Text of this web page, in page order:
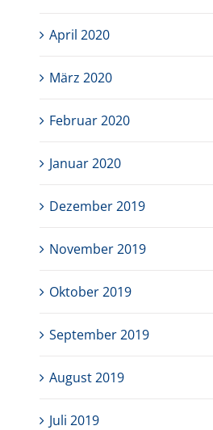
April 2020
März 2020
Februar 2020
Januar 2020
Dezember 2019
November 2019
Oktober 2019
September 2019
August 2019
Juli 2019